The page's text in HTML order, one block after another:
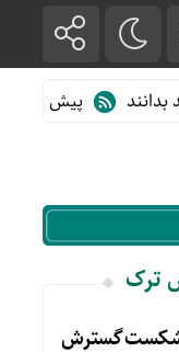
پیش فروش
ترک
شکست گسترش